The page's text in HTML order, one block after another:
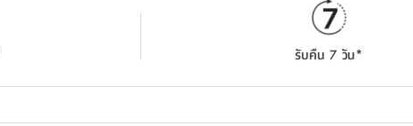
รับคืน 7 วัน*